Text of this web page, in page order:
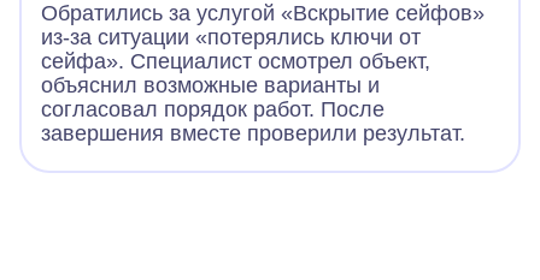
Обратились за услугой «Вскрытие сейфов»
из-за ситуации «потерялись ключи от
сейфа». Специалист осмотрел объект,
объяснил возможные варианты и
согласовал порядок работ. После
завершения вместе проверили результат.